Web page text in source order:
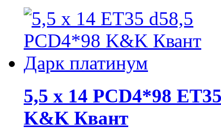
5,5 x 14 PCD4*98
K&K Квант